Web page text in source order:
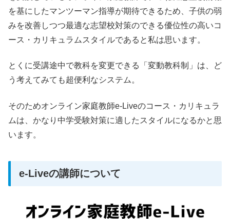
を基にしたマンツーマン指導が期待できるため、子供の弱
みを改善しつつ最適な志望校対策のできる優位性の高いコ
ース・カリキュラムスタイルであると私は思います。
とくに受講途中で教科を変更できる「変動教科制」は、ど
う考えてみても超便利なシステム。
そのためオンライン家庭教師e-Liveのコース・カリキュラ
ムは、かなり中学受験対策に適したスタイルになるかと思
います。
e-Liveの講師について